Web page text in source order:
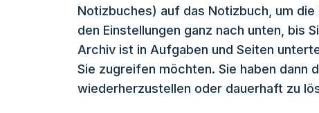
Notizbuches) auf das Notizbuch, um
den Einstellungen ganz nach unten, bis
Archiv ist in Aufgaben und Seiten
Sie zugreifen möchten. Sie haben dann
wiederherzustellen oder dauerhaft zu